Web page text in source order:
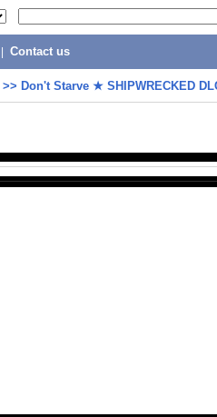
Contact us
>> Don't Starve ★ SHIPWRECKED